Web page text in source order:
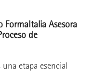
FormaItalia Asesora
de
etapa esencial